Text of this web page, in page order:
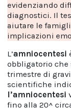
evidenziando
diagnostici. Il
aiutare le
implicazioni
L’amniocentesi
obbligatorio che
trimestre di
scientifiche
l’amniocentesi
fino alla 20^